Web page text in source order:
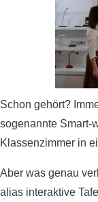
Schon gehört?
sogenannte Smart-
Klassenzimmer in
Aber was genau
alias interaktive